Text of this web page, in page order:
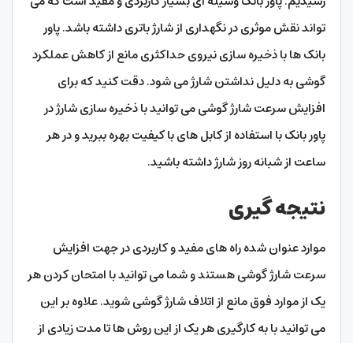
تواند نقش موثری در نگهداری از شارژ باتری داشته باشد. پاور
بانک ها با ذخیره سازی نیروی حداکثری مانع از کاهش عملکرد
گوشی به دلیل نداشتن شارژ می شود. دقت کنید که برای
افزایش سرعت شارژ گوشی می توانید با ذخیره سازی شارژ در
پاور بانک با استفاده از کابل های با کیفیت بهره ببرید و در هر
ساعت از شبانه روز شارژ داشته باشید.
نتیجه گیری
موارد عنوان شده راه های مفید و کاربردی در جهت افزایش
سرعت شارژ گوشی هستند و شما می توانید با امتحان کردن هر
یک از موارد فوق مانع از اتلاف شارژ گوشی شوید. علاوه بر این
می توانید با به کارگیری هر یک از این روش ها تا مدت زیادی از